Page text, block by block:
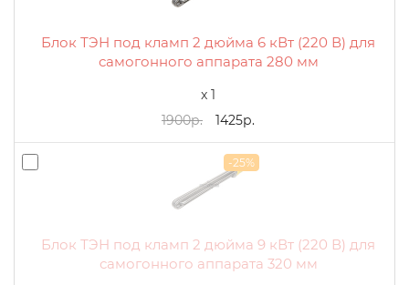
Блок ТЭН под кламп 2 дюйма 6 кВт (220 В) для
самогонного аппарата 280 мм
x 1
1900р.
1425р.
-25%
Блок ТЭН под кламп 2 дюйма 9 кВт (220 В) для
самогонного аппарата 320 мм